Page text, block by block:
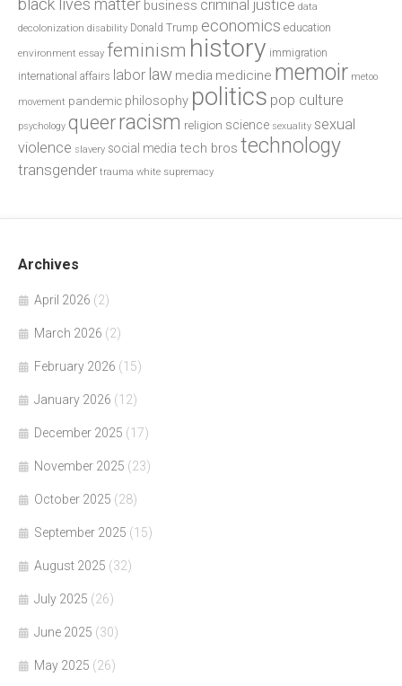
black lives matter business criminal justice data
decolonization disability Donald Trump economics education
environment essay feminism history immigration
international affairs labor law media medicine memoir metoo
movement pandemic philosophy politics pop culture
psychology queerracism religion science sexuality sexual
violence slavery social media tech bros technology
transgender trauma white supremacy
Archives
April 2026 (2)
March 2026 (2)
February 2026 (15)
January 2026 (12)
December 2025 (17)
November 2025 (23)
October 2025 (28)
September 2025 (15)
August 2025 (32)
July 2025 (26)
June 2025 (30)
May 2025 (26)